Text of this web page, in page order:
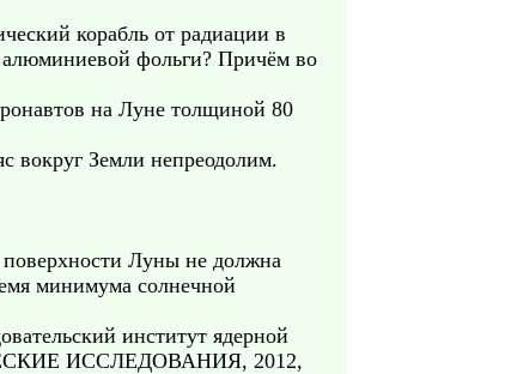
корабль от радиации в
алюминиевой фольги? Причём во
на Луне толщиной 80
вокруг Земли непреодолим.
поверхности Луны не должна
минимума солнечной
институт ядерной
ИССЛЕДОВАНИЯ, 2012,